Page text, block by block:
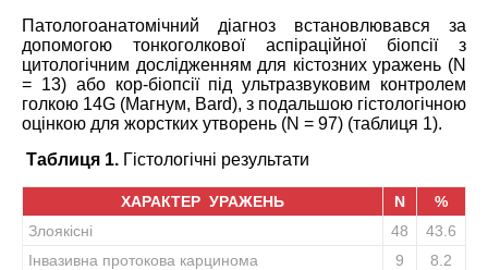
Патологоанатомічний діагноз встановлювався за
допомогою тонкоголкової аспіраційної біопсії з
цитологічним дослідженням для кістозних уражень (N
= 13) або кор-біопсії під ультразвуковим контролем
голкою 14G (Магнум, Bard), з подальшою гістологічною
оцінкою для жорстких утворень (N = 97) (таблиця 1).
Таблиця 1. Гістологічні результати
ХАРАКТЕР УРАЖЕНЬ N
%
Злоякісні
48
43.6
Інвазивна протокова карцинома
9
8.2